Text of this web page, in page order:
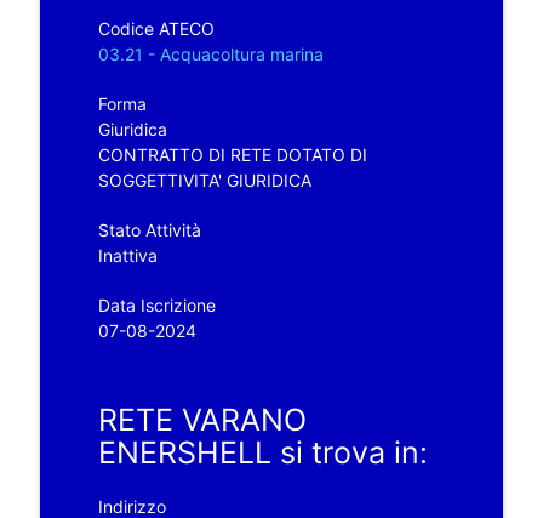
Codice ATECO
03.21 - Acquacoltura marina
Forma
Giuridica
CONTRATTO DI RETE DOTATO DI
SOGGETTIVITA' GIURIDICA
Stato Attività
Inattiva
Data Iscrizione
07-08-2024
RETE VARANO
ENERSHELL si trova in:
Indirizzo